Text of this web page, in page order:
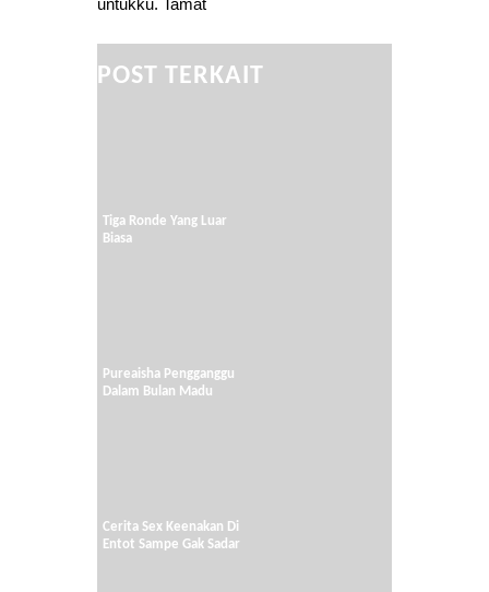
untukku. Tamat
POST TERKAIT
Tiga Ronde Yang Luar
Biasa
Pureaisha Pengganggu
Dalam Bulan Madu
Cerita Sex Keenakan Di
Entot Sampe Gak Sadar